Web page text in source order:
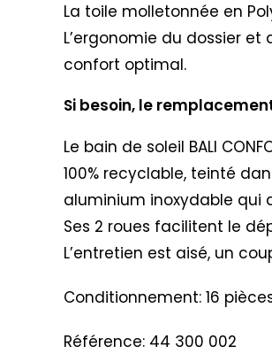
La toile molletonnée en
L’ergonomie du dossier
confort optimal.
Si besoin, le
Le bain de soleil BALI
100% recyclable, teinté
aluminium inoxydable qui
Ses 2 roues facilitent le
L’entretien est aisé, un
Conditionnement: 16
Référence: 44 300 002